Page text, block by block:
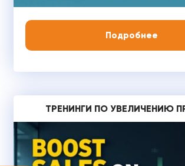
Подробнее
ТРЕНИНГИ ПО УВЕЛИЧЕНИЮ